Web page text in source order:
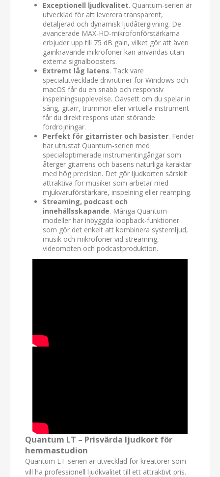
Exceptionell ljudkvalitet. Quantum-serien är
utvecklad för att leverera transparent,
detaljerad och dynamisk ljudåtergivning. De
avancerade MAX-HD-mikrofonförstärkarna
erbjuder upp till 75 dB gain, vilket gör att även
gainkrävande mikrofoner kan användas utan
externa signalboosters.
Extremt låg latens. Tack vare
specialutvecklade drivrutiner för Windows och
macOS får du en snabb och responsiv
inspelningsupplevelse. Oavsett om du spelar in
sång, gitarr, trummor eller virtuella instrument
får du direkt respons utan störande
fördröjningar.
Perfekt för gitarrister och basister. Fender
har utrustat Quantum-serien med
specialoptimerade instrumentingångar som
återger gitarrens och basens naturliga karaktär
med hög precision. Det gör ljudkorten särskilt
attraktiva för musiker som arbetar med
mjukvaruförstärkare, inspelning eller reamping.
Streaming, podcast och
innehållsskapande. Många Quantum-
modeller har inbyggda loopback-funktioner
som gör det enkelt att kombinera systemljud,
musik och mikrofoner vid streaming,
videomöten och podcastproduktion.
Quantum LT – Prisvärda ljudkort för
hemmastudion
Quantum LT-serien är utvecklad för kreatörer som
vill ha professionell ljudkvalitet till ett attraktivt pris.